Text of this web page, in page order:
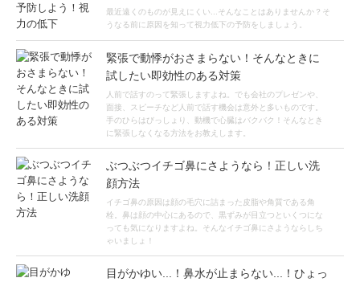
最近遠くのものが見えにくい...そんなことはありませんか？そ
うなる前に原因を知って視力低下の予防をしましょう。
緊張で動悸がおさまらない！そんなときに
試したい即効性のある対策
人前で話すのって緊張しますよね。でも会社のプレゼンや、
面接、スピーチなど人前で話す機会は意外と多いものです。
手のひらはびっしょり、動機で心臓はバクバク！そんなとき
に緊張しなくなる方法をお教えします。
ぶつぶつイチゴ鼻にさようなら！正しい洗
顔方法
イチゴ鼻の原因は顔の毛穴に詰まった皮脂や角質である角
栓。鼻は顔の中心にあるので、黒ずみが目立つといくつにな
っても気になりますよね。そんなイチゴ鼻にさようならしち
ゃいましょ！
目がかゆい...！鼻水が止まらない...！ひょっ